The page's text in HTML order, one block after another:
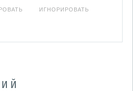
ИГНОРИРОВАТЬ